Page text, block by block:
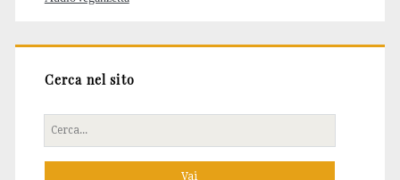
Cerca nel sito
Cerca
per: